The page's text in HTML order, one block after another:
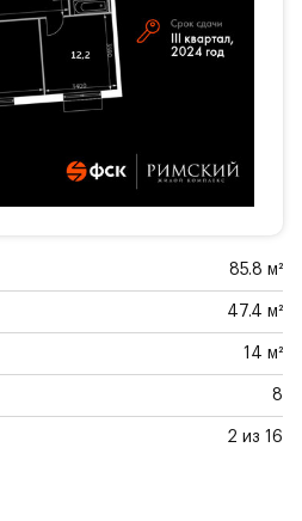
85.8 м²
47.4 м²
14 м²
8
2 из 16